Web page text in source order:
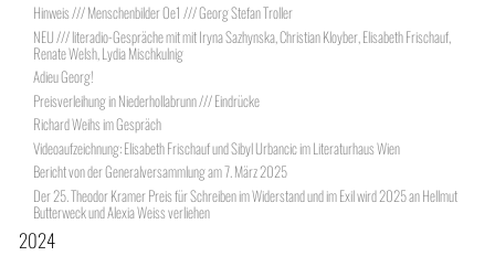
Hinweis /// Menschenbilder Oe1 /// Georg Stefan Troller
NEU /// literadio-Gespräche mit mit Iryna Sazhynska, Christian Kloyber, Elisabeth Frischauf,
Renate Welsh, Lydia Mischkulnig
Adieu Georg!
Preisverleihung in Niederhollabrunn /// Eindrücke
Richard Weihs im Gespräch
Videoaufzeichnung: Elisabeth Frischauf und Sibyl Urbancic im Literaturhaus Wien
Bericht von der Generalversammlung am 7. März 2025
Der 25. Theodor Kramer Preis für Schreiben im Widerstand und im Exil wird 2025 an Hellmut
Butterweck und Alexia Weiss verliehen
2024